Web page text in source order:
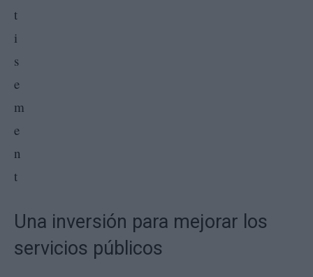
Una inversión para mejorar los
servicios públicos